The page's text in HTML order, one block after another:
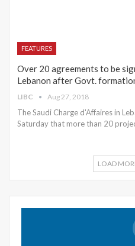
FEATURES
Over 20 agreements to be
Lebanon after Govt.
LIBC Aug 27, 2018
The Saudi Charge d'Affaires in
Saturday that more than 20
LOAD